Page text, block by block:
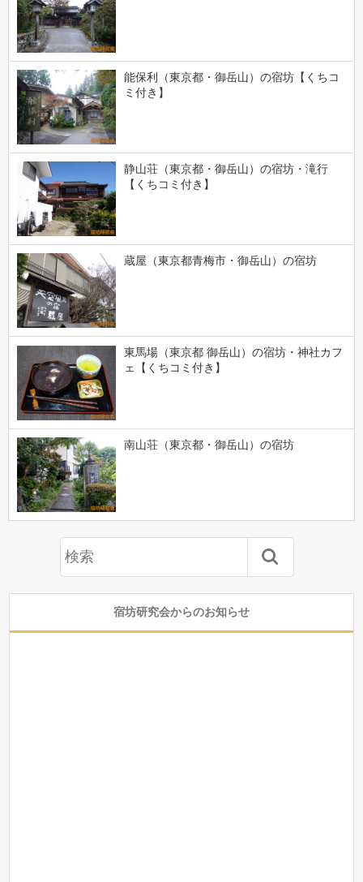
能保利（東京都・御岳山）の宿坊【くちコ
ミ付き】
静山荘（東京都・御岳山）の宿坊・滝行
【くちコミ付き】
蔵屋（東京都青梅市・御岳山）の宿坊
東馬場（東京都 御岳山）の宿坊・神社カフ
ェ【くちコミ付き】
南山荘（東京都・御岳山）の宿坊
宿坊研究会からのお知らせ